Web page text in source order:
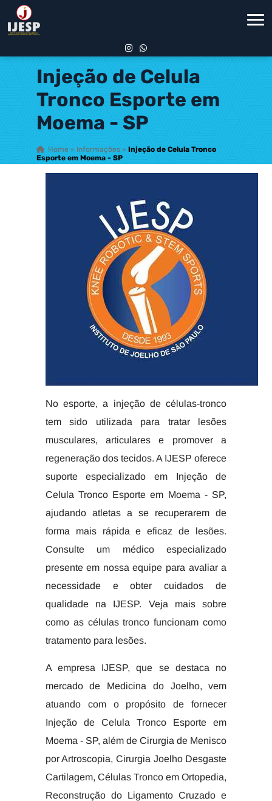
Injeção de Celula
Tronco Esporte em
Moema - SP
Home » Informações » Injeção de Celula Tronco
Esporte em Moema - SP
No esporte, a injeção de células-tronco
tem sido utilizada para tratar lesões
musculares, articulares e promover a
regeneração dos tecidos. A IJESP oferece
suporte especializado em Injeção de
Celula Tronco Esporte em Moema - SP,
ajudando atletas a se recuperarem de
forma mais rápida e eficaz de lesões.
Consulte um médico especializado
presente em nossa equipe para avaliar a
necessidade e obter cuidados de
qualidade na IJESP. Veja mais sobre
como as células tronco funcionam como
tratamento para lesões.
A empresa IJESP, que se destaca no
mercado de Medicina do Joelho, vem
atuando com o propósito de fornecer
Injeção de Celula Tronco Esporte em
Moema - SP, além de Cirurgia de Menisco
por Artroscopia, Cirurgia Joelho Desgaste
Cartilagem, Células Tronco em Ortopedia,
Reconstrução do Ligamento Cruzado e